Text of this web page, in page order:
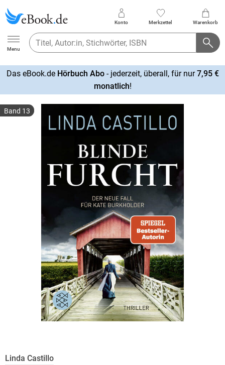
Ebook.de
Menu
Konto Merkzettel Warenkorb
Das eBook.de Hörbuch Abo- jederzeit, überall, für nur7,95 €
monatlich!
Band 13
Linda Castillo